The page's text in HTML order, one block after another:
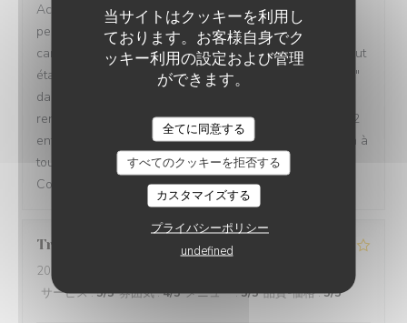
当サイトはクッキーを利用し
ております。お客様自身でク
ッキー利用の設定および管理
ができます。
全てに同意する
すべてのクッキーを拒否する
カスタマイズする
プライバシーポリシー
undefined
Accueil, ambiance, décor, musique de fond,
personnel(serveuse charmante), choix des plats de la
carte des menus, les bières typiques de la choulette...tout
était parfait pour notre première " expérience choulette "
dans cette excellente brasserie gastronomique ch'ti . À
renouveler très certainement prochainement pour mes 2
enfants et moi même. Félicitations et bonne continuation à
toute l'équipe de " la choulette expérience "
Cordialement, Ludovic Delabre.
Tristan
2026-08-06
サービス:5/5 雰囲気:4/5 メニュー:5/5 品質-価格:5/5